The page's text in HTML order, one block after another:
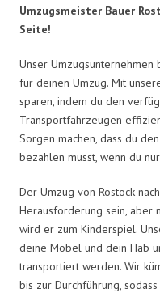
Umzugsmeister Bauer
Seite!
Unser
für deinen Umzug. Mit
sparen, indem du den
Transportfahrzeugen
Sorgen machen, dass du
bezahlen musst, wenn du
Der Umzug von Rostock
Herausforderung sein, aber
wird er zum Kinderspiel.
deine Möbel und dein Hab
transportiert werden. Wir
bis zur Durchführung,